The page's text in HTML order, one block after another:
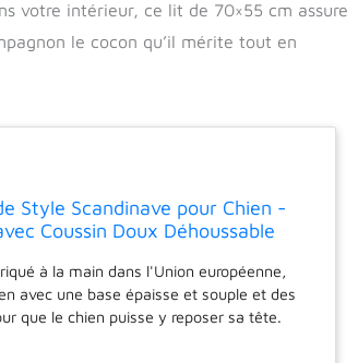
votre intérieur, ce lit de 70×55 cm assure
le cocon qu’il mérite tout en
Style Scandinave pour Chien -
Coussin Doux Déhoussable
à la main dans l'Union européenne,
avec une base épaisse et souple et des
que le chien puisse y reposer sa tête.